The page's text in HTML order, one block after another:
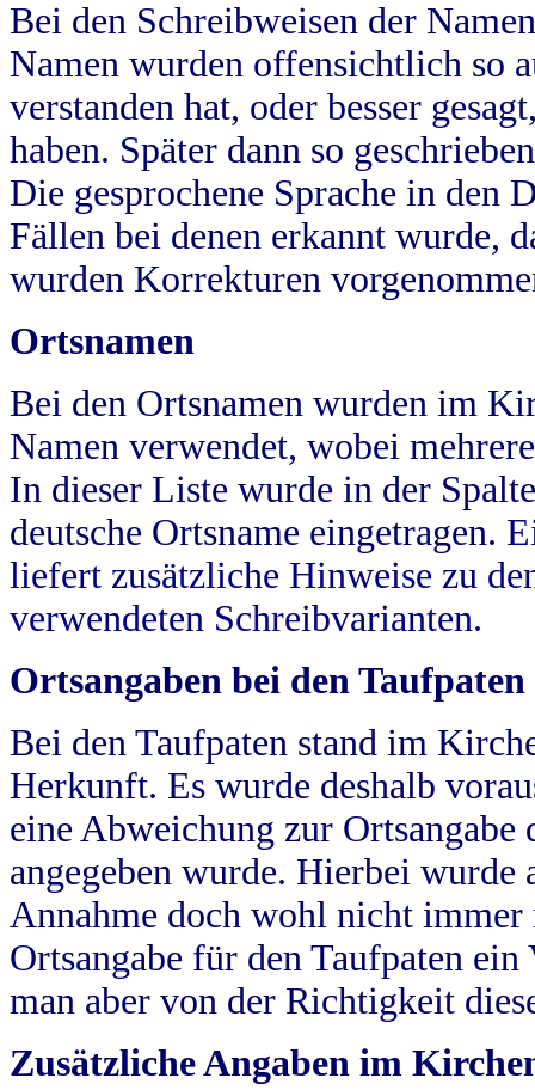
Bei den Schreibweisen der
Namen wurden offensichtlich so
verstanden hat, oder besser
haben. Später dann so
Die gesprochene Sprache in
Fällen bei denen erkannt wurde,
wurden Korrekturen
Ortsnamen
Bei den Ortsnamen wurden im
Namen verwendet, wobei
In dieser Liste wurde in der
deutsche Ortsname eingetragen.
liefert zusätzliche Hinweise zu
verwendeten Schreibvarianten.
Ortsangaben bei den Taufpaten
Bei den Taufpaten stand im
Herkunft. Es wurde deshalb
eine Abweichung zur
angegeben wurde. Hierbei wurde
Annahme doch wohl nicht
Ortsangabe für den Taufpaten
man aber von der Richtigkeit
Zusätzliche Angaben im